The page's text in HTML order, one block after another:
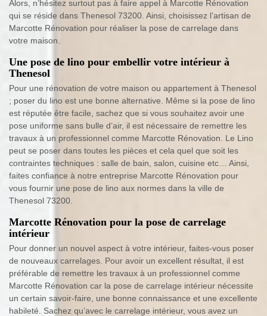
Alors, n’hésitez surtout pas à faire appel à Marcotte Rénovation
qui se réside dans Thenesol 73200. Ainsi, choisissez l’artisan de
Marcotte Rénovation pour réaliser la pose de carrelage dans
votre maison.
Une pose de lino pour embellir votre intérieur à
Thenesol
Pour une rénovation de votre maison ou appartement à Thenesol
; poser du lino est une bonne alternative. Même si la pose de lino
est réputée être facile, sachez que si vous souhaitez avoir une
pose uniforme sans bulle d’air, il est nécessaire de remettre les
travaux à un professionnel comme Marcotte Rénovation. Le Lino
peut se poser dans toutes les pièces et cela quel que soit les
contraintes techniques : salle de bain, salon, cuisine etc… Ainsi,
faites confiance à notre entreprise Marcotte Rénovation pour
vous fournir une pose de lino aux normes dans la ville de
Thenesol 73200.
Marcotte Rénovation pour la pose de carrelage
intérieur
Pour donner un nouvel aspect à votre intérieur, faites-vous poser
de nouveaux carrelages. Pour avoir un excellent résultat, il est
préférable de remettre les travaux à un professionnel comme
Marcotte Rénovation car la pose de carrelage intérieur nécessite
un certain savoir-faire, une bonne connaissance et une excellente
habileté. Sachez qu’avec le carrelage intérieur, vous avez un